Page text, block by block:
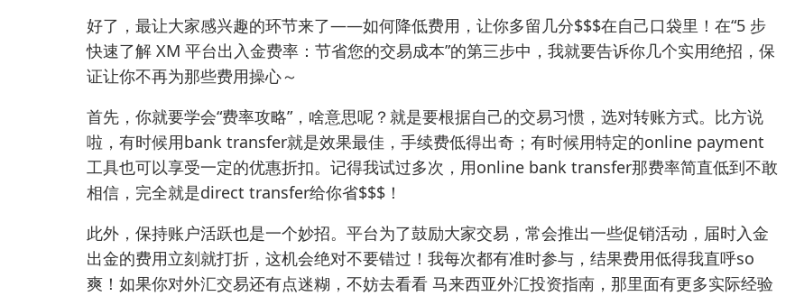
好了，最让大家感兴趣的环节来了——如何降低费用，让你多留几分$$$在自己口袋里！在“5 步
快速了解 XM 平台出入金费率：节省您的交易成本”的第三步中，我就要告诉你几个实用绝招，保
证让你不再为那些费用操心～
首先，你就要学会“费率攻略”，啥意思呢？就是要根据自己的交易习惯，选对转账方式。比方说
啦，有时候用bank transfer就是效果最佳，手续费低得出奇；有时候用特定的online payment
工具也可以享受一定的优惠折扣。记得我试过多次，用online bank transfer那费率简直低到不敢
相信，完全就是direct transfer给你省$$$！
此外，保持账户活跃也是一个妙招。平台为了鼓励大家交易，常会推出一些促销活动，届时入金
出金的费用立刻就打折，这机会绝对不要错过！我每次都有准时参与，结果费用低得我直呼so
爽！如果你对外汇交易还有点迷糊，不妨去看看 马来西亚外汇投资指南 ，那里面有更多实际经验